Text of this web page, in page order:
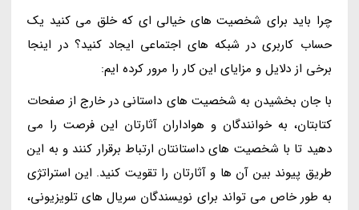
چرا باید برای شخصیت های خیالی ای که خلق می کنید یک
حساب کاربری در شبکه های اجتماعی ایجاد کنید؟ در اینجا
برخی از دلایل و مزایای این کار را مرور کرده ایم:
با جان بخشیدن به شخصیت های داستانی در خارج از صفحات
کتابتان، به خوانندگان و هواداران آثارتان این فرصت را می
دهید تا با شخصیت های داستانتان ارتباط برقرار کنند و به این
طریق پیوند بین آن ها و آثارتان را تقویت کنید. این استراتژی
به طور خاص می تواند برای نویسندگان سریال های تلویزیونی،